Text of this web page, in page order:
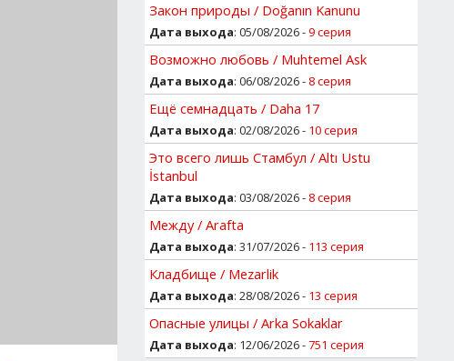
Закон природы / Doğanın Kanunu
Дата выхода: 05/08/2026 -9 серия
Возможно любовь / Muhtemel Ask
Дата выхода: 06/08/2026 - 8 серия
Ещё семнадцать / Daha 17
Дата выхода: 02/08/2026 - 10 серия
Это всего лишь Стамбул / Altı Ustu
İstanbul
Дата выхода: 03/08/2026 - 8 серия
Между / Arafta
Дата выхода: 31/07/2026 - 113 серия
Кладбище / Mezarlik
Дата выхода: 28/08/2026 - 13 серия
Опасные улицы / Arka Sokaklar
Дата выхода: 12/06/2026 -751 серия